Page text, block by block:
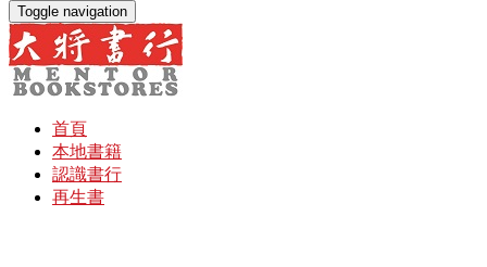
Toggle navigation
首頁
本地書籍
認識書行
再生書